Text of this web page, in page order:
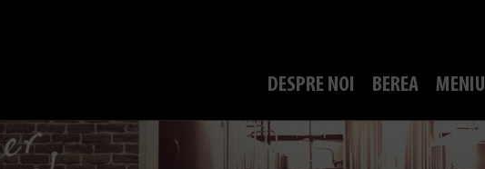
DESPRE NOI BEREA MENIU